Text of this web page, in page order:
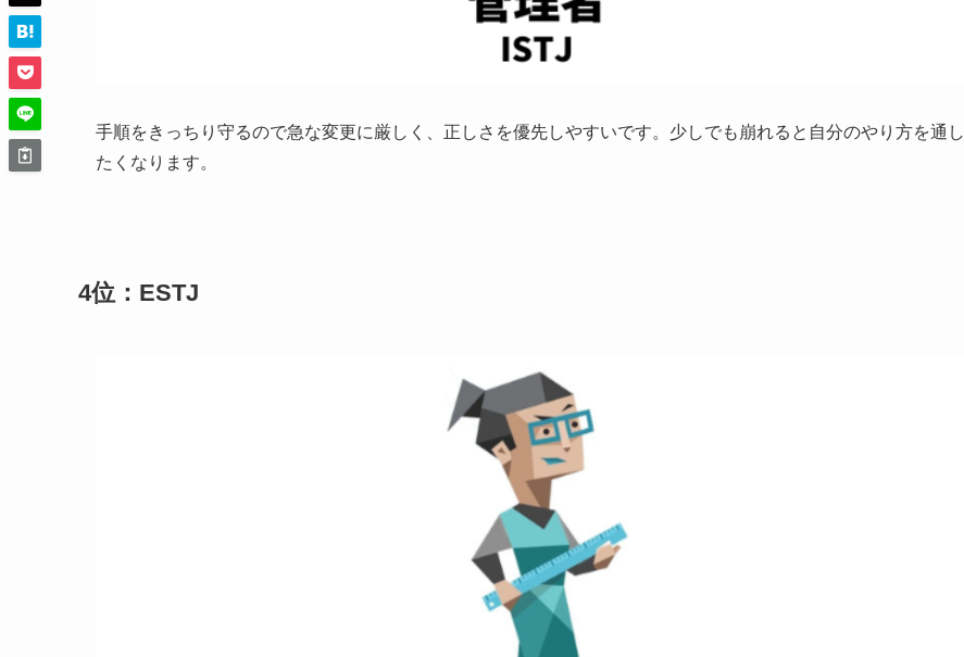
手順をきっちり守るので急な変更に厳しく、正しさを優先しやすいです。少しでも崩れると自分のやり方を通し
たくなります。
4位：ESTJ